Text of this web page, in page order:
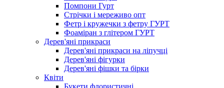
Помпони Гурт
Стрічки і мереживо опт
Фетр і кружечки з фетру ГУРТ
Фоаміран з глітером ГУРТ
Дерев'яні прикраси
Дерев'яні прикраси на ліпучці
Дерев'яні фігурки
Дерев'яні фішки та бірки
Квіти
Букети флористичні